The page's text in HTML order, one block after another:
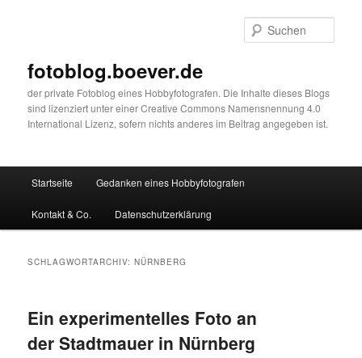
fotoblog.boever.de
der private Fotoblog eines Hobbyfotografen. Die Inhalte dieses Blogs
sind lizenziert unter einer Creative Commons Namensnennung 4.0
International Lizenz, sofern nichts anderes im Beitrag angegeben ist.
Startseite Gedanken eines Hobbyfotografen
Kontakt & Co. Datenschutzerklärung
SCHLAGWORTARCHIV:NÜRNBERG
Ein experimentelles Foto an
der Stadtmauer in Nürnberg